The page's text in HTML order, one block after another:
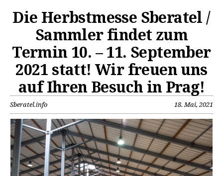
Die Herbstmesse Sberatel /
Sammler findet zum
Termin 10. – 11. September
2021 statt! Wir freuen uns
auf Ihren Besuch in Prag!
Sberatel.info 18. Mai, 2021